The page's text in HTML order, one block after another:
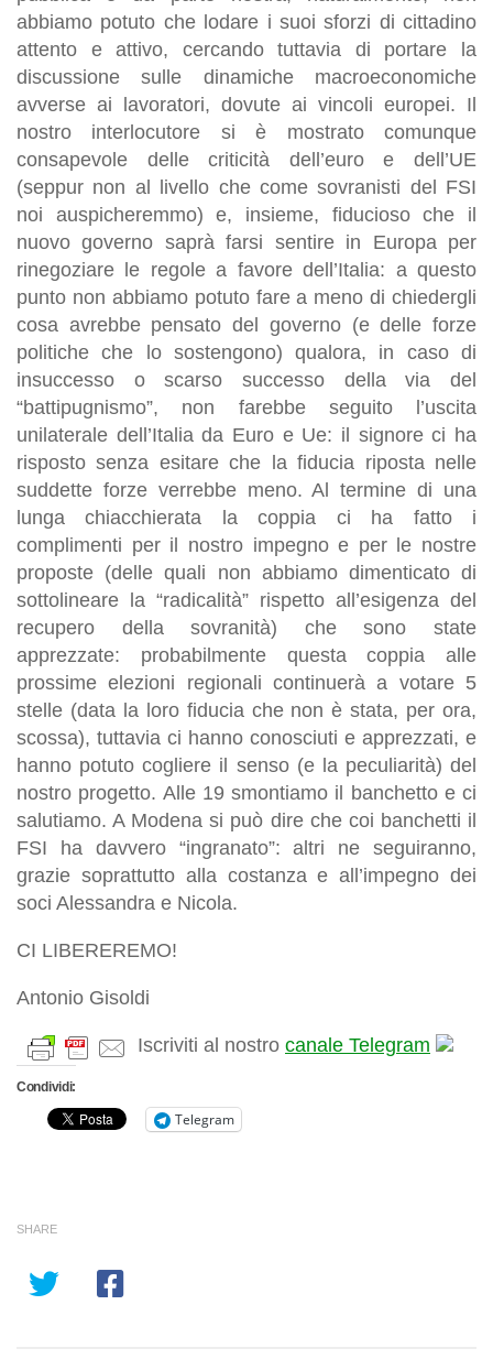
abbiamo potuto che lodare i suoi sforzi di cittadino
attento e attivo, cercando tuttavia di portare la
discussione sulle dinamiche macroeconomiche
avverse ai lavoratori, dovute ai vincoli europei. Il
nostro interlocutore si è mostrato comunque
consapevole delle criticità dell’euro e dell’UE
(seppur non al livello che come sovranisti del FSI
noi auspicheremmo) e, insieme, fiducioso che il
nuovo governo saprà farsi sentire in Europa per
rinegoziare le regole a favore dell’Italia: a questo
punto non abbiamo potuto fare a meno di chiedergli
cosa avrebbe pensato del governo (e delle forze
politiche che lo sostengono) qualora, in caso di
insuccesso o scarso successo della via del
“battipugnismo”, non farebbe seguito l’uscita
unilaterale dell’Italia da Euro e Ue: il signore ci ha
risposto senza esitare che la fiducia riposta nelle
suddette forze verrebbe meno. Al termine di una
lunga chiacchierata la coppia ci ha fatto i
complimenti per il nostro impegno e per le nostre
proposte (delle quali non abbiamo dimenticato di
sottolineare la “radicalità” rispetto all’esigenza del
recupero della sovranità) che sono state
apprezzate: probabilmente questa coppia alle
prossime elezioni regionali continuerà a votare 5
stelle (data la loro fiducia che non è stata, per ora,
scossa), tuttavia ci hanno conosciuti e apprezzati, e
hanno potuto cogliere il senso (e la peculiarità) del
nostro progetto. Alle 19 smontiamo il banchetto e ci
salutiamo. A Modena si può dire che coi banchetti il
FSI ha davvero “ingranato”: altri ne seguiranno,
grazie soprattutto alla costanza e all’impegno dei
soci Alessandra e Nicola.
CI LIBEREREMO!
Antonio Gisoldi
Iscriviti al nostro canale Telegram
Condividi:
Telegram
SHARE